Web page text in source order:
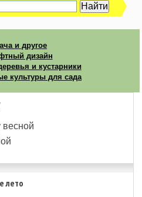
и другое
дизайн
и кустарники
культуры для сада
весной
лето